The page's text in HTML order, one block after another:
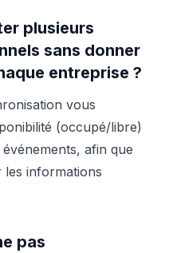
plusieurs
sans donner
entreprise ?
vous
(occupé/libre)
afin que
informations
pas